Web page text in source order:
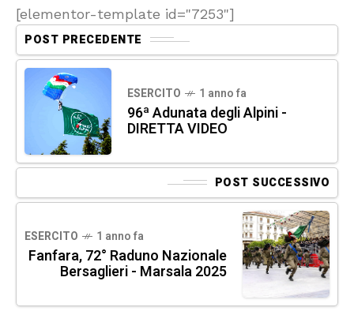
[elementor-template id="7253"]
POST PRECEDENTE
ESERCITO 1 anno fa
96ª Adunata degli Alpini -
DIRETTA VIDEO
POST SUCCESSIVO
ESERCITO 1 anno fa
Fanfara, 72° Raduno Nazionale
Bersaglieri - Marsala 2025